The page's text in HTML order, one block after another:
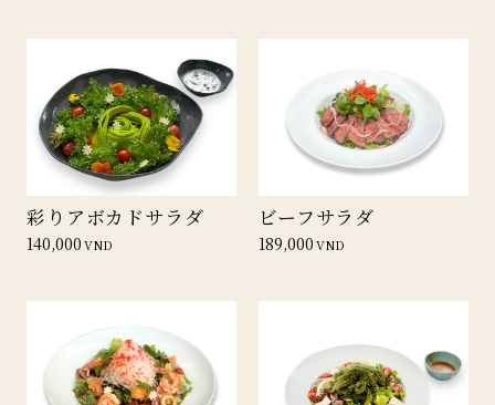
彩りアボカドサラダ
140,000VND
ビーフサラダ
189,000VND